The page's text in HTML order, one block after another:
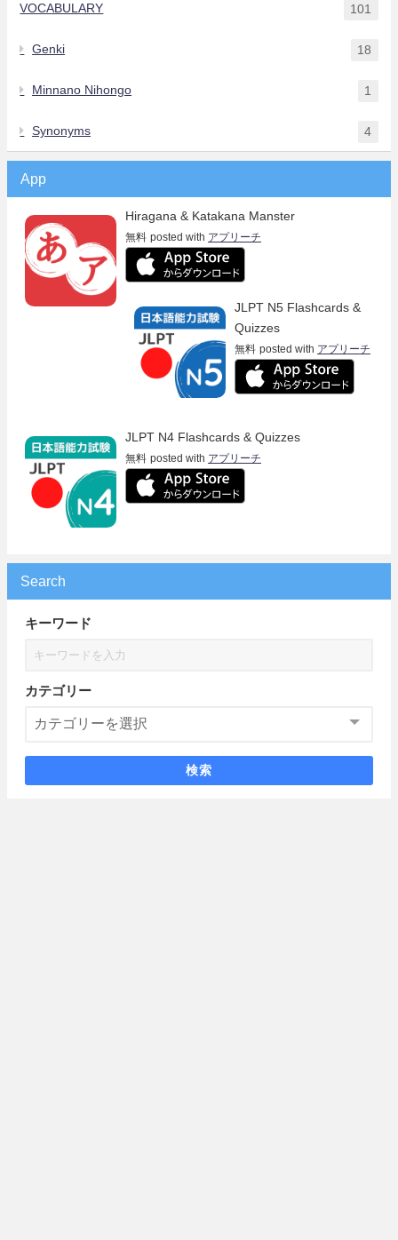
VOCABULARY 101
Genki 18
Minnano Nihongo 1
Synonyms 4
App
Hiragana & Katakana Manster
無料 posted with アプリーチ
JLPT N5 Flashcards &
Quizzes
無料 posted with アプリーチ
JLPT N4 Flashcards & Quizzes
無料 posted with アプリーチ
Search
キーワード
カテゴリー
検索